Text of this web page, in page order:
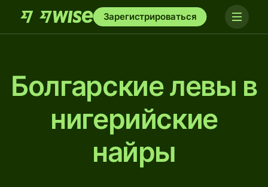
Зарегистрироваться
Болгарские левы в
нигерийские
найры